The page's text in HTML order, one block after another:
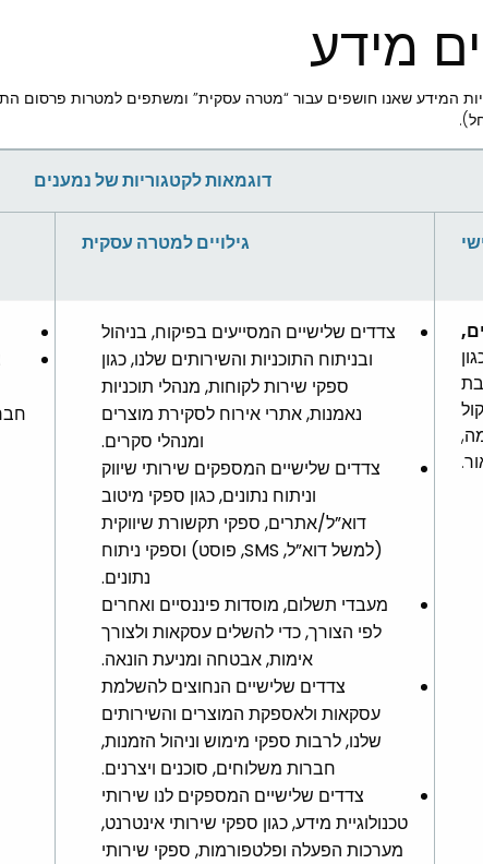
מידע
שאנו חושפים עבור “מטרה עסקית” ומשתפים למטרות פרסום
דוגמאות לקטגוריות של נמענים
גילויים למטרה עסקית
צדדים שלישיים המסייעים בפיקוח, בניהול
ובניתוח התוכניות והשירותים שלנו, כגון
ספקי שירות לקוחות, מנהלי תוכניות
נאמנות, אתרי אירוח לסקירת מוצרים
ומנהלי סקרים.
צדדים שלישיים המספקים שירותי שיווק
וניתוח נתונים, כגון ספקי מיטוב
דוא”ל/אתרים, ספקי תקשורת שיווקית
(למשל דוא”ל, SMS, פוסט) וספקי ניתוח
נתונים.
מעבדי תשלום, מוסדות פיננסיים ואחרים
לפי הצורך, כדי להשלים עסקאות ולצורך
אימות, אבטחה ומניעת הונאה.
צדדים שלישיים הנחוצים להשלמת
עסקאות ולאספקת המוצרים והשירותים
שלנו, לרבות ספקי מימוש וניהול הזמנות,
חברות משלוחים, סוכנים ויצרנים.
צדדים שלישיים המספקים לנו שירותי
טכנולוגיית מידע, כגון ספקי שירותי אינטרנט,
מערכות הפעלה ופלטפורמות, ספקי שירותי